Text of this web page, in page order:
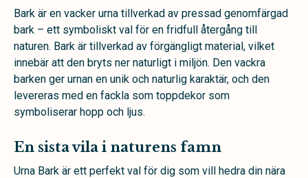
Bark är en vacker urna tillverkad av pressad genomfärgad
bark – ett symboliskt val för en fridfull återgång till
naturen. Bark är tillverkad av förgängligt material, vilket
innebär att den bryts ner naturligt i miljön. Den vackra
barken ger urnan en unik och naturlig karaktär, och den
levereras med en fackla som toppdekor som
symboliserar hopp och ljus.
En sista vila i naturens famn
Urna Bark är ett perfekt val för dig som vill hedra din nära